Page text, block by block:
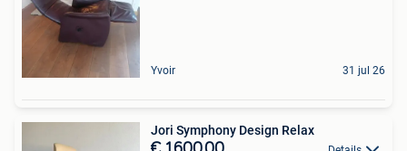
Yvoir 31 jul 26
Jori Symphony Design Relax